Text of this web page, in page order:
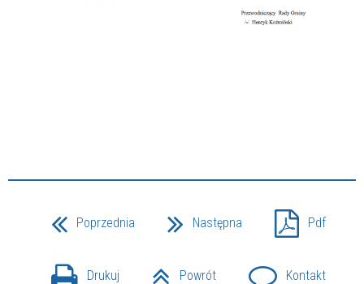
Poprzednia Następna Pdf
Drukuj Powrót Kontakt